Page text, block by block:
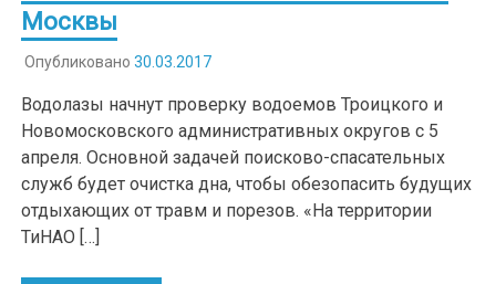
Москвы
Опубликовано 30.03.2017
Водолазы начнут проверку водоемов Троицкого и
Новомосковского административных округов с 5
апреля. Основной задачей поисково-спасательных
служб будет очистка дна, чтобы обезопасить будущих
отдыхающих от травм и порезов. «На территории
ТиНАО […]